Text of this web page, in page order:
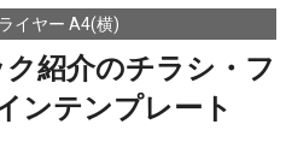
イヤー A4(横)
紹介のチラシ・フ
ンテンプレート